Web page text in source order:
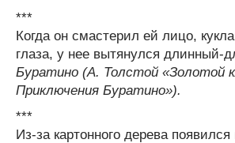
***
Когда он смастерил ей лицо,
глаза, у нее вытянулся длинный-
Буратино (А. Толстой «Золотой
Приключения Буратино»).
***
Из-за картонного дерева